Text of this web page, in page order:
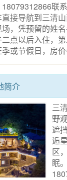
18079312866联
直接导航到三清
场，凭预留的姓
二点以后入住，
季或节假日，房
简介
三
野
遮
逅
区
眠